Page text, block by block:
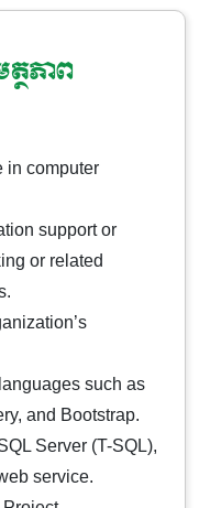
ភាព
in computer
support or
or related
such as
and Bootstrap.
Server (T-SQL),
service.